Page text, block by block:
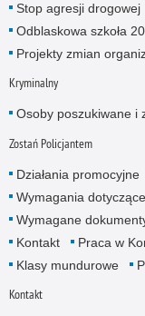
Stop agresji drogowej
Odblaskowa szkoła
Projekty zmian
Kryminalny
Osoby poszukiwane i
Zostań Policjantem
Działania promocyjne
Wymagania
Wymagane
Kontakt
Praca w
Klasy mundurowe
Kontakt